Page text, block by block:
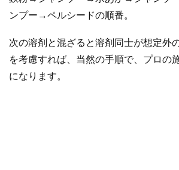
ンプー→ペルシードの順番。
次の溶剤と混ざると溶剤同士が想定外
を考慮すれば、当然の手順で、プロの
になります。